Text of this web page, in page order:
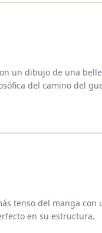
un dibujo de una
del camino del
tenso del manga
en su estructura.